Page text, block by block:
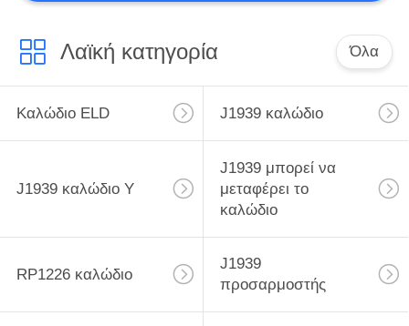
Λαϊκή κατηγορία Όλα
Καλώδιο ELD J1939 καλώδιο
J1939 καλώδιο Υ
J1939 μπορεί να
μεταφέρει το
καλώδιο
RP1226 καλώδιο
J1939
προσαρμοστής